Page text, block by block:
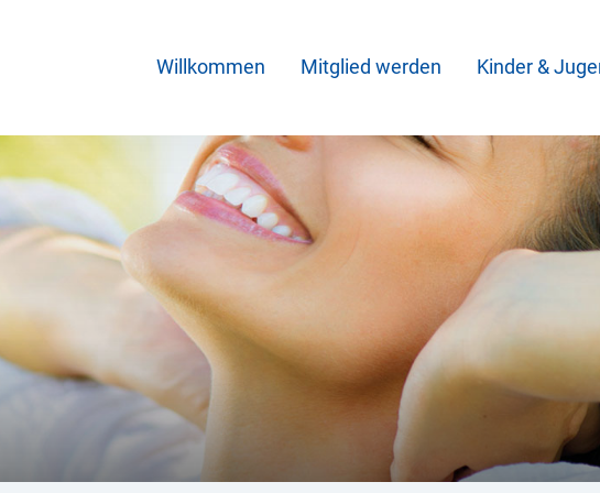
Willkommen Mitglied werden Kinder &